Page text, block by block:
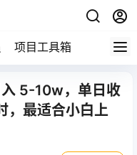
项目工具箱
5-10w，单日收
，最适合小白上